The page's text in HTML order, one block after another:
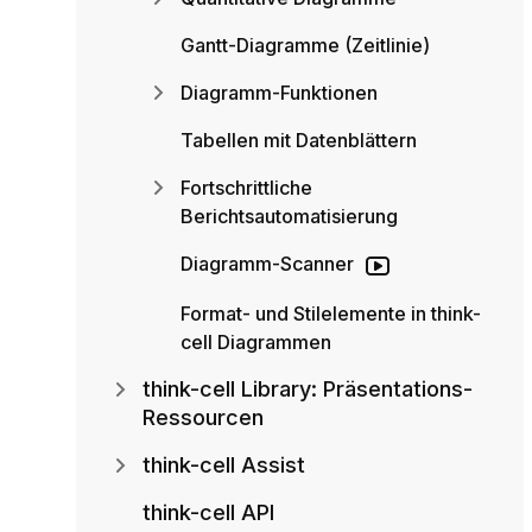
Gantt-Diagramme (Zeitlinie)
Diagramm-Funktionen
Tabellen mit Datenblättern
Fortschrittliche
Berichtsautomatisierung
Diagramm-Scanner
Format- und Stilelemente in think-
cell Diagrammen
think-cell Library: Präsentations-
Ressourcen
think-cell Assist
think-cell API